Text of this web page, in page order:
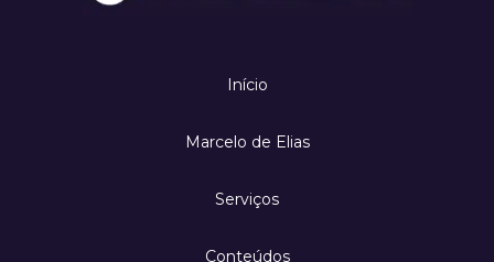
Início
Marcelo de Elias
Serviços
Conteúdos